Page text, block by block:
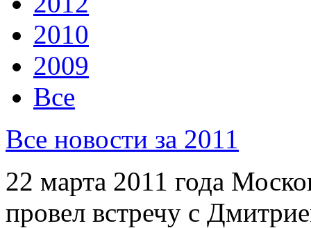
2010
2009
Все
Все новости за 2011
22 марта 2011 года
провел встречу с